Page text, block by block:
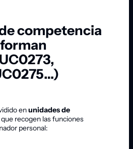
competencia
enunidades de
que recogen las funciones
personal: